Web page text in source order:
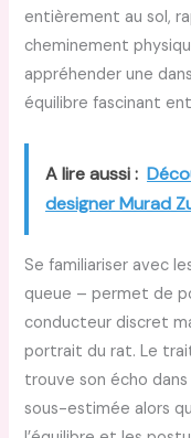
entièrement au sol,
cheminement
appréhender une
équilibre fascinant
A lire aussi :
designer Murad
Se familiariser avec
queue – permet de
conducteur discret
portrait du rat. Le
trouve son écho
sous-estimée alors